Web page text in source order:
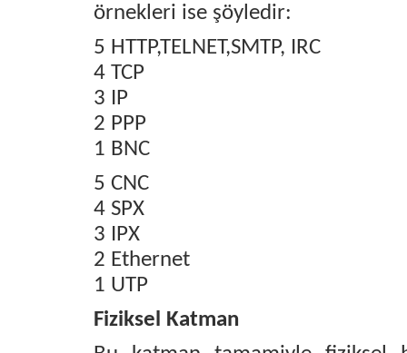
örnekleri ise şöyledir:
5 HTTP,TELNET,SMTP, IRC
4 TCP
3 IP
2 PPP
1 BNC
5 CNC
4 SPX
3 IPX
2 Ethernet
1 UTP
Fiziksel Katman